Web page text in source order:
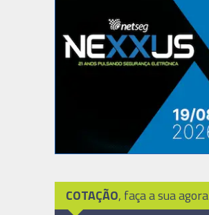
COTAÇÃO, faça a sua agora